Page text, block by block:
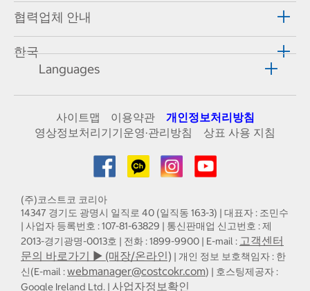
협력업체 안내
한국
Languages
사이트맵 이용약관
개인정보처리방침
영상정보처리기기운영·관리방침
상표 사용 지침
(주)코스트코 코리아
14347 경기도 광명시 일직로 40 (일직동 163-3) | 대표자 : 조민수
| 사업자 등록번호 : 107-81-63829 | 통신판매업 신고번호 : 제
2013-경기광명-0013호 | 전화 : 1899-9900 | E-mail : 고객센터
문의 바로가기 ▶ (매장/온라인) | 개인 정보 보호책임자 : 한
신(E-mail :webmanager@costcokr.com) | 호스팅제공자 :
Google Ireland Ltd. | 사업자정보확인